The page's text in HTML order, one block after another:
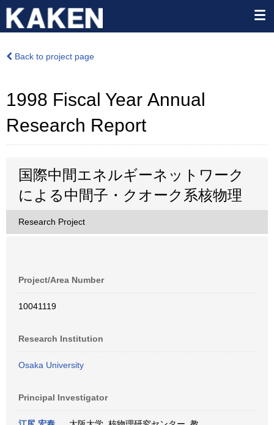
Back to project page
1998 Fiscal Year Annual
Research Report
国際中間エネルギーネットワーク
による中間子・クオーク系核物理
Research Project
Project/Area Number
10041119
Research Institution
Osaka University
Principal Investigator